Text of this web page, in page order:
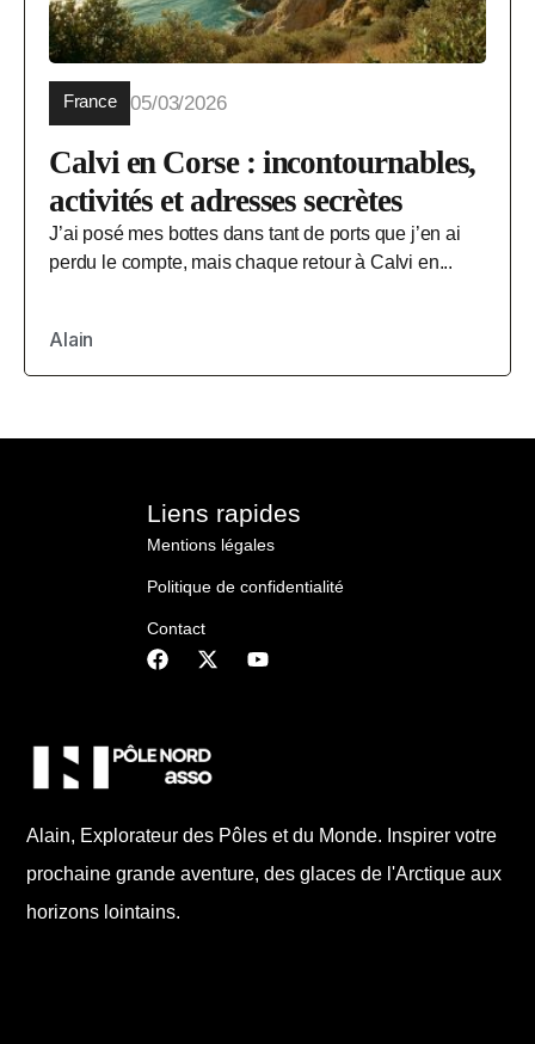
France 05/03/2026
Calvi en Corse : incontournables,
activités et adresses secrètes
J’ai posé mes bottes dans tant de ports que j’en ai
perdu le compte, mais chaque retour à Calvi en...
Alain
Alain, Explorateur des Pôles et du Monde. Inspirer votre
prochaine grande aventure, des glaces de l'Arctique aux
horizons lointains.
Liens rapides
Mentions légales
Politique de confidentialité
Contact